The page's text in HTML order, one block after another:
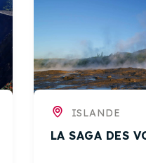
ISLANDE
LA SAGA DES